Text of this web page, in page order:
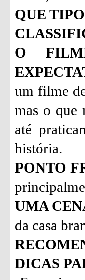
QUE
O
um filme
mas o que
até
história.
PONTO
UMA
da casa
DICAS